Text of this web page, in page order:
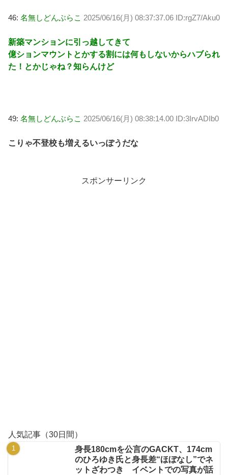
46: 名無しどんぶらこ 2025/06/16(月) 08:37:37.06 ID:rgZ7/Aku0
新築マンションに引っ越してきて
億ションマウントとかする割には何もしないからハブられ
た！とかじゃね？知らんけど
49: 名無しどんぶらこ 2025/06/16(月) 08:38:14.00 ID:3IrvADIb0
こりゃ不登校も増えるいっぽうだな
スポンサーリンク
人気記事（30日間）
身長180cmを公言のGACKT、174cm
のひろゆき氏と身長差“ほぼなし”でネ
ットざわつき イベントでの写真が話